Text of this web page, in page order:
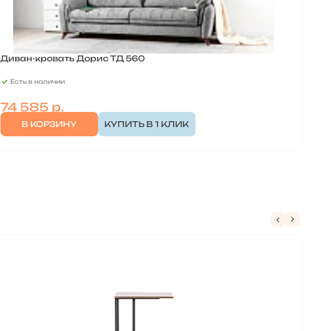
Диван-кровать Дорис ТД 560
Есть в наличии
74 585 р.
В КОРЗИНУ КУПИТЬ В 1 КЛИК